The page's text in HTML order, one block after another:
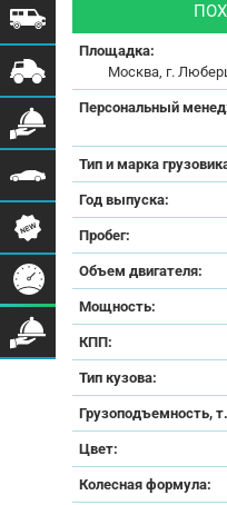
Площадка:
Москва, г.
Персональный
Тип и марка
Год выпуска:
Пробег:
Объем двигателя:
Мощность:
КПП:
Тип кузова:
Грузоподъемность,
Цвет:
Колесная формула: